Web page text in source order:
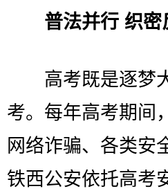
普法并行 织
高考既是逐梦大
考。每年高考期间
网络诈骗、各类安
铁西公安依托高考